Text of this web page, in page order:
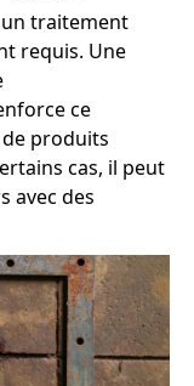
traitement
requis. Une
ce
produits
cas, il peut
avec des